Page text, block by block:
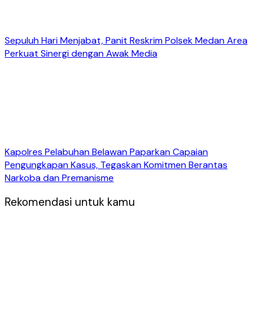
Sepuluh Hari Menjabat, Panit Reskrim Polsek Medan Area
Perkuat Sinergi dengan Awak Media
Kapolres Pelabuhan Belawan Paparkan Capaian
Pengungkapan Kasus, Tegaskan Komitmen Berantas
Narkoba dan Premanisme
Rekomendasi untuk kamu